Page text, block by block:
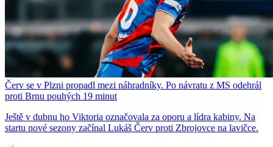
Červ se v Plzni propadl mezi náhradníky. Po návratu z MS odehrál
proti Brnu pouhých 19 minut
Ještě v dubnu ho Viktoria označovala za oporu a lídra kabiny. Na
startu nové sezony začínal Lukáš Červ proti Zbrojovce na lavičce.